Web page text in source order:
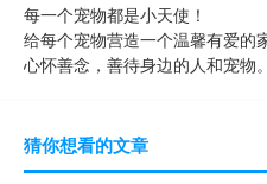
每一个宠物都是小天使！
给每个宠物营造一个温馨有爱的
心怀善念，善待身边的人和宠物。
猜你想看的文章